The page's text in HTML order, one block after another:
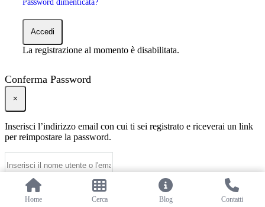
Password dimenticata?
Accedi
La registrazione al momento è disabilitata.
Conferma Password
×
Inserisci l’indirizzo email con cui ti sei registrato e riceverai un link
per reimpostare la password.
Invia
Home Cerca Blog Contatti